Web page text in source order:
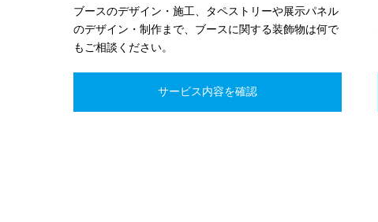
ブースのデザイン・施工、タペストリーや展示パネル
のデザイン・制作まで、ブースに関する装飾物は何で
もご相談ください。